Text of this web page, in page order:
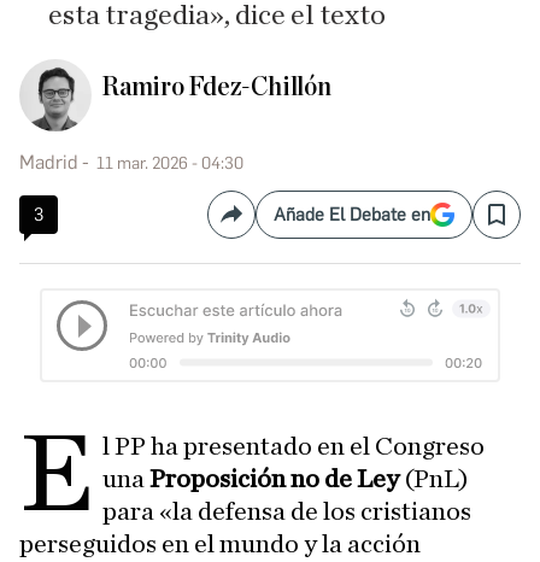
esta tragedia», dice el texto
Ramiro Fdez-Chillón
Madrid 11 mar. 2026 - 04:30
3 CompartirAñade El Debate en Save
E l PP ha presentado en el Congreso
unaProposición no de Ley(PnL)
para «la defensa de los cristianos
perseguidos en el mundo y la acción